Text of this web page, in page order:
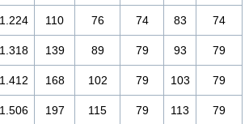
1.224 110 76 74 83
74
1.318 139 89 79 93
79
1.412 168 102 79 103
79
1.506 197 115 79 113
79